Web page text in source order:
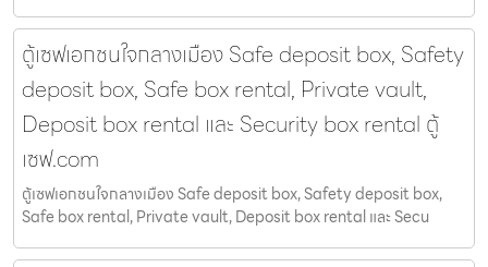
ตู้เซฟเอกชนใจกลางเมือง Safe deposit box, Safety
deposit box, Safe box rental, Private vault,
Deposit box rental และ Security box rental ตู้
เซฟ.com
ตู้เซฟเอกชนใจกลางเมือง Safe deposit box, Safety deposit box,
Safe box rental, Private vault, Deposit box rental และ Secu